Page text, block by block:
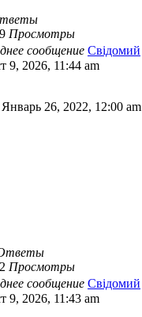
Просмотры
сообщение Свідомий
9, 2026, 11:44 am
Январь 26, 2022, 12:00 am
Просмотры
сообщение Свідомий
9, 2026, 11:43 am